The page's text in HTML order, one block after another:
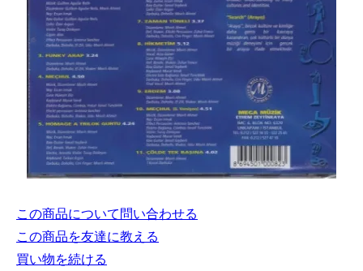
この商品について問い合わせる
この商品を友達に教える
買い物を続ける